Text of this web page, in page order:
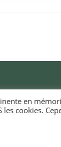
en
cookies.